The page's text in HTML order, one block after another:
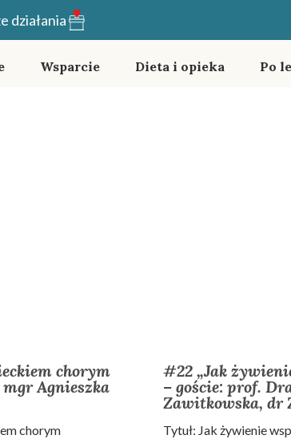
działania
Wsparcie Dieta i opieka Po
chorym
Agnieszka
chorym
#22 „Jak
– goście: prof.
Zawitkowska, dr
Tytuł: Jak żywienie